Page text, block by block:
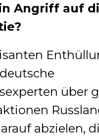
Angriff auf
über
abzielen,